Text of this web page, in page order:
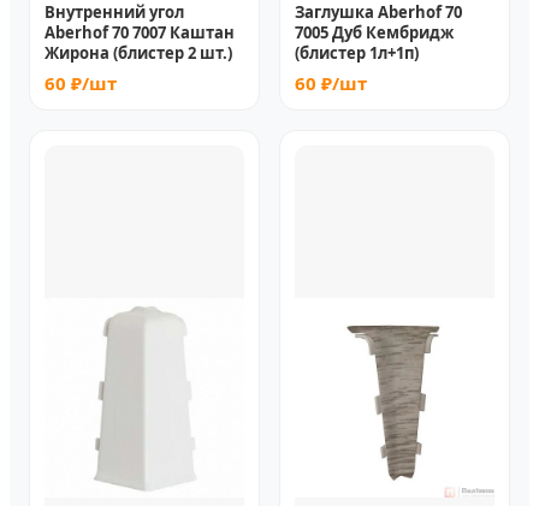
Внутренний угол
Aberhof 70 7007 Каштан
Жирона (блистер 2 шт.)
60 ₽/шт
Заглушка Aberhof 70
7005 Дуб Кембридж
(блистер 1л+1п)
60 ₽/шт